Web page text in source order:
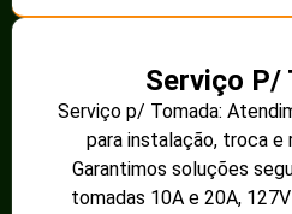
Serviço P/
Serviço p/ Tomada:
para instalação, troca e
Garantimos soluções
tomadas 10A e 20A,